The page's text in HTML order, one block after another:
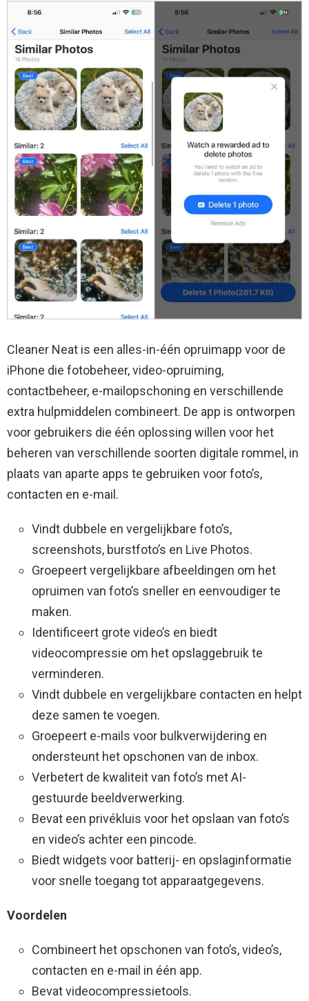
Cleaner Neat is een alles-in-één opruimapp voor de
iPhone die fotobeheer, video-opruiming,
contactbeheer, e-mailopschoning en verschillende
extra hulpmiddelen combineert. De app is ontworpen
voor gebruikers die één oplossing willen voor het
beheren van verschillende soorten digitale rommel, in
plaats van aparte apps te gebruiken voor foto’s,
contacten en e-mail.
Vindt dubbele en vergelijkbare foto’s,
screenshots, burstfoto’s en Live Photos.
Groepeert vergelijkbare afbeeldingen om het
opruimen van foto’s sneller en eenvoudiger te
maken.
Identificeert grote video’s en biedt
videocompressie om het opslaggebruik te
verminderen.
Vindt dubbele en vergelijkbare contacten en helpt
deze samen te voegen.
Groepeert e-mails voor bulkverwijdering en
ondersteunt het opschonen van de inbox.
Verbetert de kwaliteit van foto’s met AI-
gestuurde beeldverwerking.
Bevat een privékluis voor het opslaan van foto’s
en video’s achter een pincode.
Biedt widgets voor batterij- en opslaginformatie
voor snelle toegang tot apparaatgegevens.
Voordelen
Combineert het opschonen van foto’s, video’s,
contacten en e-mail in één app.
Bevat videocompressietools.